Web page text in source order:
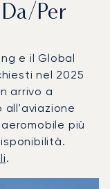
per
e il Global
nel 2025
arrivo a
all'aviazione
più
.